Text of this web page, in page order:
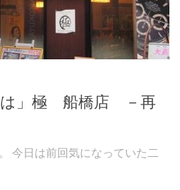
は」極 船橋店 －再
今日は前回気になっていた二